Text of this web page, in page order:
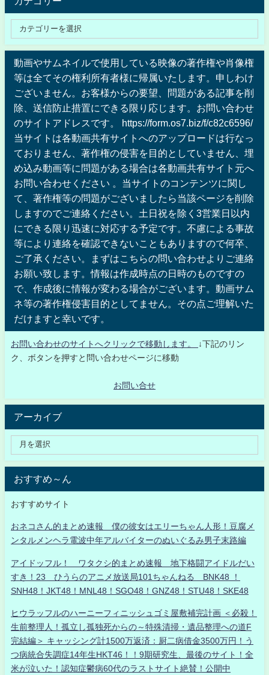
動画やサムネイルで使用している映像の著作権や肖像権
等は全てその権利所有者様に帰属いたします。申しわけ
ございません。お客様からの要望、問題がある記事を削
除、送信防止措置にできる限り応じます。お問い合わせ
のサイトアドレスです。 https://form.os7.biz/f/c82c6596/
当サイトは各動画共有サイトへのアップロードは行なっ
ておりません、著作権の侵害を目的としていません、埋
め込み動画等に問題がある場合は各動画共有サイト元へ
お問い合わせください 。当サイトのコンテンツに関し
て、著作権等の問題がございましたら当該ページを削除
しますのでご連絡ください。土日祝を除く3営業日以内
にできる限り迅速に対応する予定です。不慮による事故
等により連絡を確認できないこともありますので何卒、
ご了承ください。まずはこちらの問い合わせよりご連絡
お願い致します。情報は作成時点の日時のものですの
で、作成後に情報が変わる場合がございます。動画サム
ネ等の著作権侵害目的としてません。その点ご理解いた
だけますと幸いです。
お問い合わせのサイトへクリックで移動します。
↓下記のリン
ク、ボタンを押すと問い合わせページに移動
お問い合せ
アーカイブ
おすすめ～ん
おすすめサイト
おネコさん的まとめ速報 僕の彼女はエリーちゃん人形！豆腐メ
ンタルメンヘラ電波中年アルバイターのぬいぐるみ男子末路編
アイドッフル！ ワタクシ的まとめ速報 地下格闘アイドルだい
すき！23 ひうらのアニメ放送局101ちゃんねる BNK48 ！
SNH48！JKT48！MNL48！SGO48！GNZ48！STU48！SKE48
ヒウラッフルのハーニーフィニッシュゴミ屋敷補完計画 ＜必殺！
生前整理人！孤立し孤独死からの～特殊清掃・遺品整理への道F
完結編＞ キャッシング計1500万返済：厨二病借金3500万円！う
つ病統合失調症14年生HKT46！！9期研究生、最後のサイト！全
米が泣いた！認知症鬱病60代のラストサイト絶賛！公開中